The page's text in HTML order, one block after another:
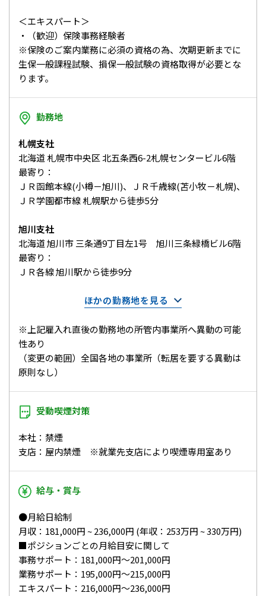
＜エキスパート＞
・（歓迎）保険事務経験者
※保険のご案内業務に必須の資格の為、次期更新までに
生保一般課程試験、損保一般試験の資格取得が必要とな
ります。
勤務地
札幌支社
北海道 札幌市中央区 北五条西6-2札幌センタービル6階
最寄り：
ＪＲ函館本線(小樽－旭川)、ＪＲ千歳線(苫小牧－札幌)、
ＪＲ学園都市線 札幌駅から徒歩5分
旭川支社
北海道 旭川市 三条通9丁目左1号 旭川三条緑橋ビル6階
最寄り：
ＪＲ各線 旭川駅から徒歩9分
ほかの勤務地を見る
※上記雇入れ直後の勤務地の所管内事業所へ異動の可能
性あり
（変更の範囲）全国各地の事業所（転居を要する異動は
原則なし）
受動喫煙対策
本社：禁煙
支店：屋内禁煙 ※就業先支店により喫煙専用室あり
給与・賞与
●月給日給制
月収：181,000円 ~ 236,000円 (年収：253万円 ~ 330万円)
■ポジションごとの月給目安に関して
事務サポート：181,000円～201,000円
業務サポート：195,000円～215,000円
エキスパート：216,000円～236,000円